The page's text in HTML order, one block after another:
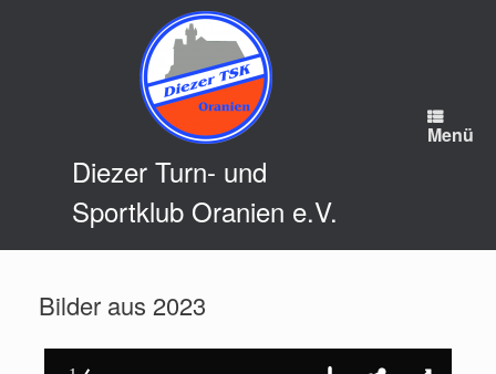
Diezer Turn- und
Sportklub Oranien e.V.
Menü
Bilder aus 2023